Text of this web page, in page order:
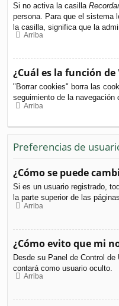
Si no activa la casilla Recordar
persona. Para que el sistema
la casilla, significa que la
Arriba
¿Cuál es la función
"Borrar cookies" borra las
seguimiento de la navegación
Arriba
Preferencias de
¿Cómo se puede
Si es un usuario registrado,
la parte superior de las
Arriba
¿Cómo evito que mi
Desde su Panel de Control
contará como usuario oculto.
Arriba